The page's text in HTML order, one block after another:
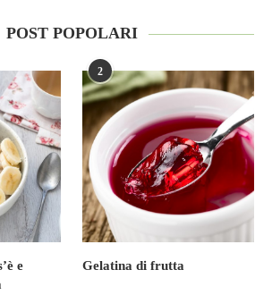
POST POPOLARI
e
2
Gelatina di frutta